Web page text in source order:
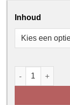
Inhoud
Rectavit 330